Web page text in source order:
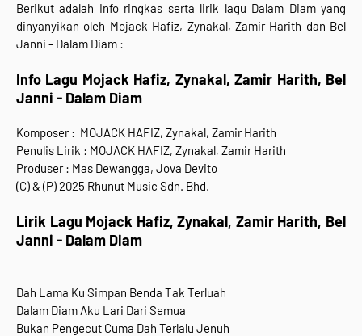
Berikut adalah Info ringkas serta lirik lagu Dalam Diam yang
dinyanyikan oleh Mojack Hafiz, Zynakal, Zamir Harith dan Bel
Janni - Dalam Diam :
Info Lagu Mojack Hafiz, Zynakal, Zamir Harith, Bel
Janni - Dalam Diam
Komposer : MOJACK HAFIZ, Zynakal, Zamir Harith
Penulis Lirik : MOJACK HAFIZ, Zynakal, Zamir Harith
Produser : Mas Dewangga, Jova Devito
(C) & (P) 2025 Rhunut Music Sdn. Bhd.
Lirik Lagu Mojack Hafiz, Zynakal, Zamir Harith, Bel
Janni - Dalam Diam
Dah Lama Ku Simpan Benda Tak Terluah
Dalam Diam Aku Lari Dari Semua
Bukan Pengecut Cuma Dah Terlalu Jenuh